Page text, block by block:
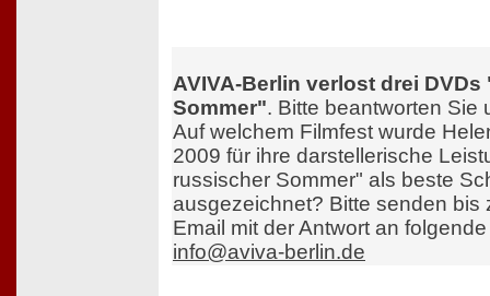
AVIVA-Berlin verlost drei
Sommer". Bitte beantworten Sie
Auf welchem Filmfest wurde
2009 für ihre darstellerische
russischer Sommer" als beste
ausgezeichnet? Bitte senden bis
Email mit der Antwort an
info@aviva-berlin.de